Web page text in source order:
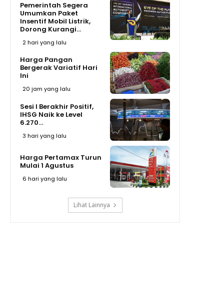
Pemerintah Segera
Umumkan Paket
Insentif Mobil Listrik,
Dorong Kurangi...
2 hari yang lalu
Harga Pangan
Bergerak Variatif Hari
Ini
20 jam yang lalu
Sesi I Berakhir Positif,
IHSG Naik ke Level
6.270...
3 hari yang lalu
Harga Pertamax Turun
Mulai 1 Agustus
6 hari yang lalu
Lihat Lainnya